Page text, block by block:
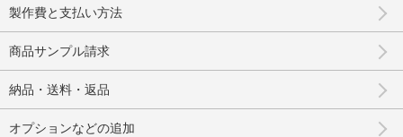
製作費と支払い方法
商品サンプル請求
納品・送料・返品
オプションなどの追加